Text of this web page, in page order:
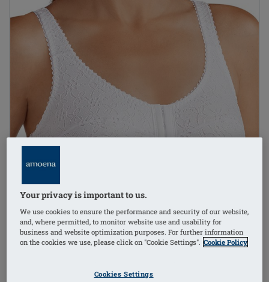
Your privacy is important to us.
We use cookies to ensure the performance and security of our website,
and, where permitted, to monitor website use and usability for
business and website optimization purposes. For further information
on the cookies we use, please click on "Cookie Settings". Cookie Policy
Cookies Settings